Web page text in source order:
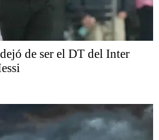
de ser el DT del Inter